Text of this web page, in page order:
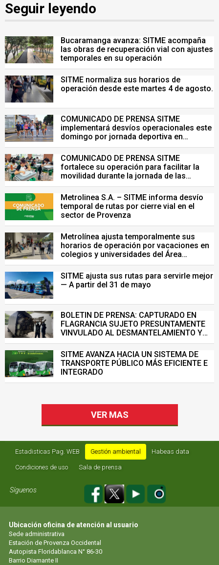
Seguir leyendo
Bucaramanga avanza: SITME acompaña
las obras de recuperación vial con ajustes
temporales en su operación
SITME normaliza sus horarios de
operación desde este martes 4 de agosto.
COMUNICADO DE PRENSA SITME
implementará desvíos operacionales este
domingo por jornada deportiva en
Bucaramanga
COMUNICADO DE PRENSA SITME
fortalece su operación para facilitar la
movilidad durante la jornada de las
Pruebas Saber del 26 de julio
Metrolinea S.A. – SITME informa desvío
temporal de rutas por cierre vial en el
sector de Provenza
Metrolínea ajusta temporalmente sus
horarios de operación por vacaciones en
colegios y universidades del Área
Metropolitana de Bucaramanga.
SITME ajusta sus rutas para servirle mejor
— A partir del 31 de mayo
BOLETIN DE PRENSA: CAPTURADO EN
FLAGRANCIA SUJETO PRESUNTAMENTE
VINVULADO AL DESMANTELAMIENTO Y
VENTA ILEGAL DE INFRAESTRUCTURA DEL
SISTEMA DE TRANSPORTE MASIVO
SITME AVANZA HACIA UN SISTEMA DE
TRANSPORTE PÚBLICO MÁS EFICIENTE E
INTEGRADO
VER MAS
Estadisticas Pag. WEB Gestión ambiental Habeas data
Condiciones de uso Sala de prensa
Síguenos
Ubicación oficina de atención al usuario
Sede administrativa
Estación de Provenza Occidental
Autopista Floridablanca N° 86-30
Barrio Diamante II